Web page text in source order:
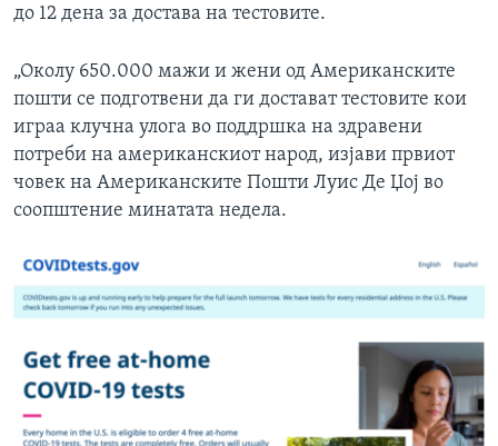
до 12 дена за достава на тестовите.
„Околу 650.000 мажи и жени од Американските
пошти се подготвени да ги достават тестовите кои
играа клучна улога во поддршка на здравени
потреби на американскиот народ, изјави првиот
човек на Американските Пошти Луис Де Џој во
соопштение минатата недела.